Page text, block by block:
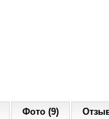
Фото (9)